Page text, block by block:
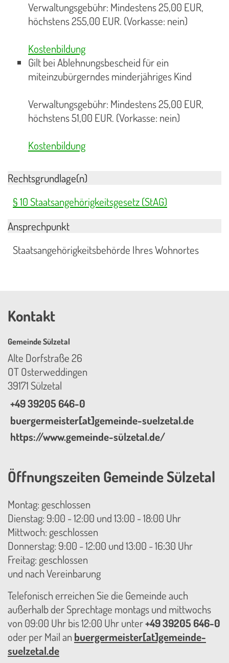
Verwaltungsgebühr: Mindestens 25,00 EUR,
höchstens 255,00 EUR. (Vorkasse: nein)
Kostenbildung
Gilt bei Ablehnungsbescheid für ein
miteinzubürgerndes minderjähriges Kind
Verwaltungsgebühr: Mindestens 25,00 EUR,
höchstens 51,00 EUR. (Vorkasse: nein)
Kostenbildung
Rechtsgrundlage(n)
§ 10 Staatsangehörigkeitsgesetz (StAG)
Ansprechpunkt
Staatsangehörigkeitsbehörde Ihres Wohnortes
Kontakt
Gemeinde Sülzetal
Alte Dorfstraße 26
OT Osterweddingen
39171 Sülzetal
+49 39205 646-0
buergermeister[at]gemeinde-suelzetal.de
https://www.gemeinde-sülzetal.de/
Öffnungszeiten Gemeinde Sülzetal
Montag: geschlossen
Dienstag: 9:00 - 12:00 und 13:00 - 18:00 Uhr
Mittwoch: geschlossen
Donnerstag: 9:00 - 12:00 und 13:00 - 16:30 Uhr
Freitag: geschlossen
und nach Vereinbarung
Telefonisch erreichen Sie die Gemeinde auch
außerhalb der Sprechtage montags und mittwochs
von 09:00 Uhr bis 12:00 Uhr unter+49 39205 646-0
oder per Mail an buergermeister[at]gemeinde-
suelzetal.de